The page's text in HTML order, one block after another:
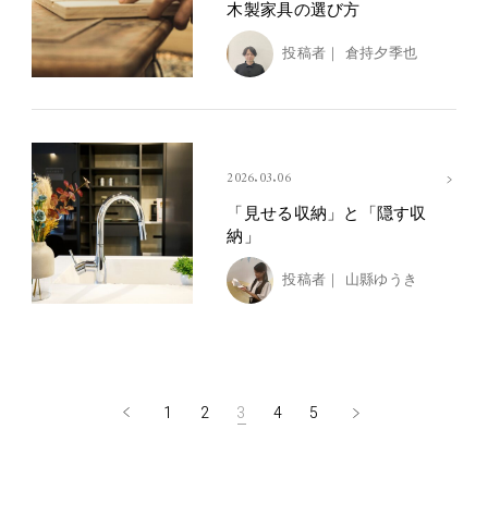
木製家具の選び方
投稿者｜ 倉持夕季也
2026.03.06
「見せる収納」と「隠す収
納」
投稿者｜ 山縣ゆうき
1 2 3 4 5